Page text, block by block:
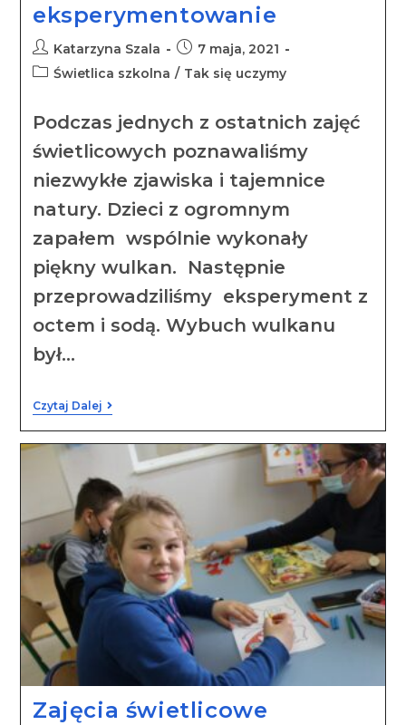
eksperymentowanie
Katarzyna Szala
7 maja, 2021
Świetlica szkolna / Tak się uczymy
Podczas jednych z ostatnich zajęć
świetlicowych poznawaliśmy
niezwykłe zjawiska i tajemnice
natury. Dzieci z ogromnym
zapałem wspólnie wykonały
piękny wulkan. Następnie
przeprowadziliśmy eksperyment z
octem i sodą. Wybuch wulkanu
był…
Czytaj Dalej
Zajęcia świetlicowe